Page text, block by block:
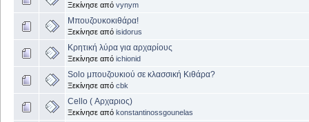
Ξεκίνησε από vynym
Μπουζουκοκιθάρα!
Ξεκίνησε από isidorus
Κρητική λύρα για αρχαρίους
Ξεκίνησε από ichionid
Solo μπουζουκιού σε κλασσική Κιθάρα?
Ξεκίνησε από cbk
Cello ( Αρχαριος)
Ξεκίνησε από konstantinossgounelas